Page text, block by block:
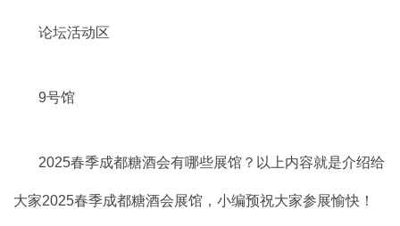
论坛活动区
9号馆
2025春季成都糖酒会有哪些展馆？以上内容就是介绍给
大家2025春季成都糖酒会展馆，小编预祝大家参展愉快！